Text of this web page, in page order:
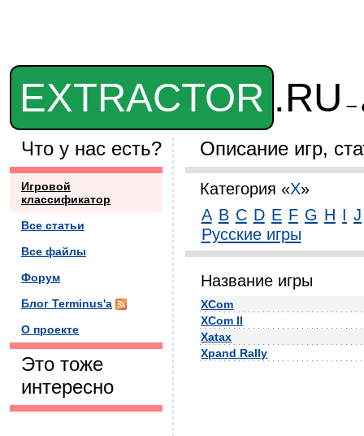
EXTRACTOR .RU –
Что у нас есть?
Игровой
классификатор
Все статьи
Все файлы
Форум
Блог Terminus'а
О проекте
Это тоже
интересно
Описание игр,
Категория «X»
A B C D E F G H I J
Русские игры
Название игры
XCom
XCom II
Xatax
Xpand Rally